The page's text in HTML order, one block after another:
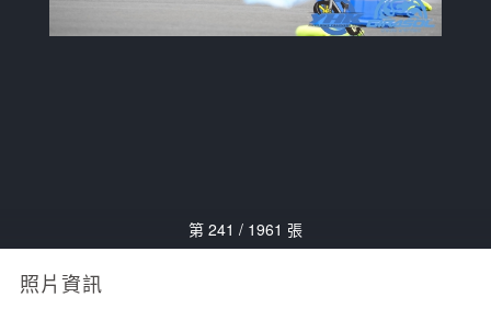
第 241 / 1961 張
照片資訊